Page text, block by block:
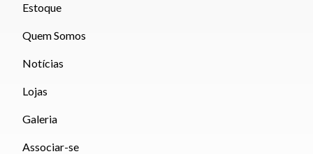
Estoque
Quem Somos
Notícias
Lojas
Galeria
Associar-se